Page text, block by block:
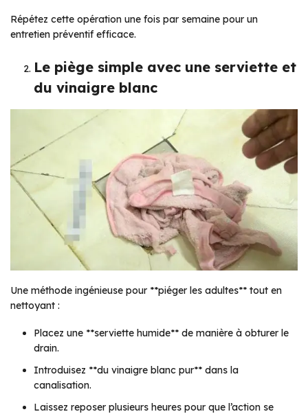
Répétez cette opération une fois par semaine pour un
entretien préventif efficace.
Le piège simple avec une serviette et
du vinaigre blanc
Une méthode ingénieuse pour **piéger les adultes** tout en
nettoyant :
Placez une **serviette humide** de manière à obturer le
drain.
Introduisez **du vinaigre blanc pur** dans la
canalisation.
Laissez reposer plusieurs heures pour que l’action se